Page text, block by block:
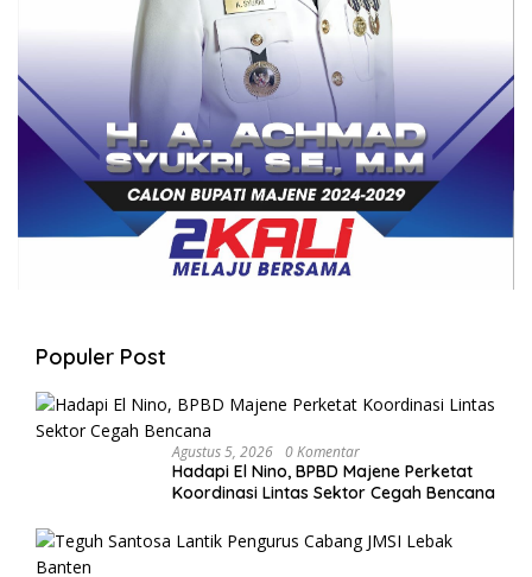
Populer Post
Agustus 5, 2026 0 Komentar
Hadapi El Nino, BPBD Majene Perketat
Koordinasi Lintas Sektor Cegah Bencana